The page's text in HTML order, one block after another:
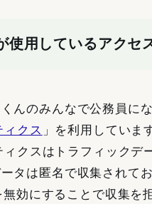
使用しているアクセ
んのみんなで公務員に
ィクス 」を利用していま
クスはトラフィックデ
タは匿名で収集されて
効にすることで収集を